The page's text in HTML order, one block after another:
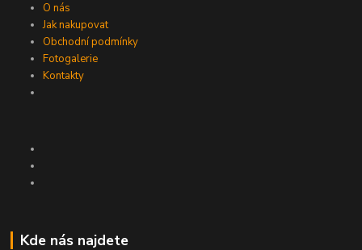
O nás
Jak nakupovat
Obchodní podmínky
Fotogalerie
Kontakty
Kde nás najdete